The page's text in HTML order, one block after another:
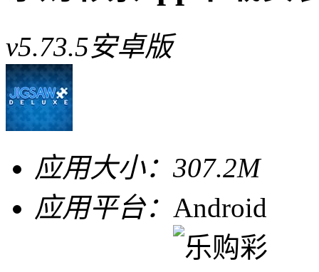
v5.73.5安卓版
应用大小： 307.2M
应用平台： Android